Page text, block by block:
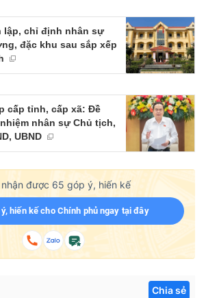
lập, chỉ định nhân sự
đặc khu sau sắp xếp
cấp tỉnh, cấp xã: Đề
nhân sự Chủ tịch,
UBND
được 65 góp ý, hiến kế
ý, hiến kế cho Chính phủ ngay tại đây
Chia sẻ